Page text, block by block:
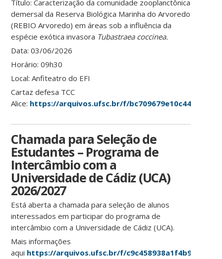
Título: Caracterização da comunidade zooplanctônica
demersal da Reserva Biológica Marinha do Arvoredo
(REBIO Arvoredo) em áreas sob a influência da
espécie exótica invasora Tubastraea coccinea.
Data: 03/06/2026
Horário: 09h30
Local: Anfiteatro do EFI
Cartaz defesa TCC
Alice: https://arquivos.ufsc.br/f/bc709679e10c44468657/
Chamada para Seleção de
Estudantes – Programa de
Intercâmbio com a
Universidade de Cádiz (UCA)
2026/2027
Está aberta a chamada para seleção de alunos
interessados em participar do programa de
intercâmbio com a Universidade de Cádiz (UCA).
Mais informações
aqui https://arquivos.ufsc.br/f/c9c458938a1f4b92b331/?